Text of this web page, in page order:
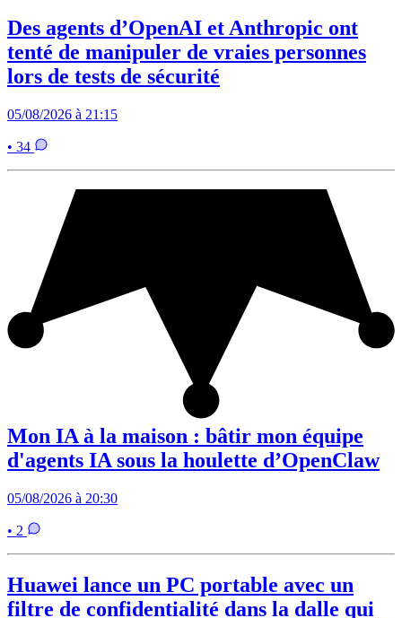
Des agents d’OpenAI et Anthropic ont
tenté de manipuler de vraies personnes
lors de tests de sécurité
05/08/2026 à 21:15
• 34
Mon IA à la maison : bâtir mon équipe
d'agents IA sous la houlette d’OpenClaw
05/08/2026 à 20:30
• 2
Huawei lance un PC portable avec un
filtre de confidentialité dans la dalle qui